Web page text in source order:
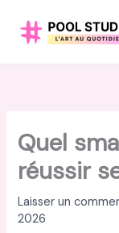
Quel
réussir
Laisser un
2026